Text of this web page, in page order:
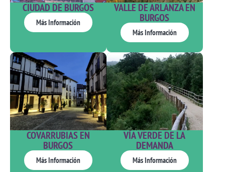
CIUDAD DE BURGOS
Más Información
VALLE DE ARLANZA EN
BURGOS
Más Información
COVARRUBIAS EN
BURGOS
Más Información
VÍA VERDE DE LA
DEMANDA
Más Información